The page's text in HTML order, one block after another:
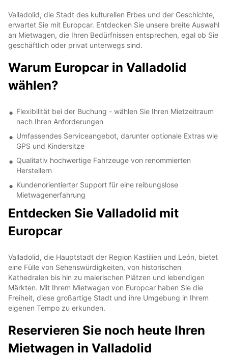
Valladolid, die Stadt des kulturellen Erbes und der Geschichte,
erwartet Sie mit Europcar. Entdecken Sie unsere breite Auswahl
an Mietwagen, die Ihren Bedürfnissen entsprechen, egal ob Sie
geschäftlich oder privat unterwegs sind.
Warum Europcar in Valladolid
wählen?
Flexibilität bei der Buchung - wählen Sie Ihren Mietzeitraum
nach Ihren Anforderungen
Umfassendes Serviceangebot, darunter optionale Extras wie
GPS und Kindersitze
Qualitativ hochwertige Fahrzeuge von renommierten
Herstellern
Kundenorientierter Support für eine reibungslose
Mietwagenerfahrung
Entdecken Sie Valladolid mit
Europcar
Valladolid, die Hauptstadt der Region Kastilien und León, bietet
eine Fülle von Sehenswürdigkeiten, von historischen
Kathedralen bis hin zu malerischen Plätzen und lebendigen
Märkten. Mit Ihrem Mietwagen von Europcar haben Sie die
Freiheit, diese großartige Stadt und ihre Umgebung in Ihrem
eigenen Tempo zu erkunden.
Reservieren Sie noch heute Ihren
Mietwagen in Valladolid